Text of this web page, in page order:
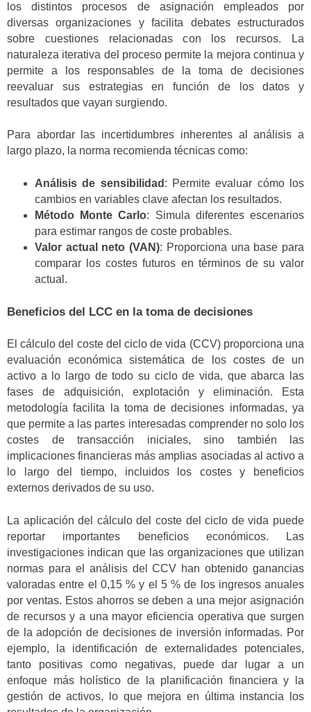
los distintos procesos de asignación empleados por
diversas organizaciones y facilita debates estructurados
sobre cuestiones relacionadas con los recursos. La
naturaleza iterativa del proceso permite la mejora continua y
permite a los responsables de la toma de decisiones
reevaluar sus estrategias en función de los datos y
resultados que vayan surgiendo.
Para abordar las incertidumbres inherentes al análisis a
largo plazo, la norma recomienda técnicas como:
Análisis de sensibilidad : Permite evaluar cómo los
cambios en variables clave afectan los resultados.
Método Monte Carlo: Simula diferentes escenarios
para estimar rangos de coste probables.
Valor actual neto (VAN): Proporciona una base para
comparar los costes futuros en términos de su valor
actual.
Beneficios del LCC en la toma de decisiones
El cálculo del coste del ciclo de vida (CCV) proporciona una
evaluación económica sistemática de los costes de un
activo a lo largo de todo su ciclo de vida, que abarca las
fases de adquisición, explotación y eliminación. Esta
metodología facilita la toma de decisiones informadas, ya
que permite a las partes interesadas comprender no solo los
costes de transacción iniciales, sino también las
implicaciones financieras más amplias asociadas al activo a
lo largo del tiempo, incluidos los costes y beneficios
externos derivados de su uso.
La aplicación del cálculo del coste del ciclo de vida puede
reportar importantes beneficios económicos. Las
investigaciones indican que las organizaciones que utilizan
normas para el análisis del CCV han obtenido ganancias
valoradas entre el 0,15 % y el 5 % de los ingresos anuales
por ventas. Estos ahorros se deben a una mejor asignación
de recursos y a una mayor eficiencia operativa que surgen
de la adopción de decisiones de inversión informadas. Por
ejemplo, la identificación de externalidades potenciales,
tanto positivas como negativas, puede dar lugar a un
enfoque más holístico de la planificación financiera y la
gestión de activos, lo que mejora en última instancia los